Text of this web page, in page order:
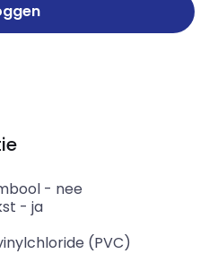
- nee
- ja
(PVC)